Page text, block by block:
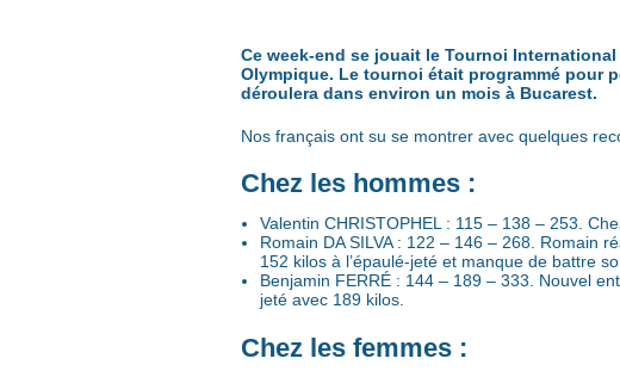
Ce week-end se jouait le Tournoi
Olympique. Le tournoi était programmé pour
déroulera dans environ un mois à Bucarest.
Nos français ont su se montrer avec quelques
Chez les hommes :
Valentin CHRISTOPHEL : 115 – 138 – 253.
Romain DA SILVA : 122 – 146 – 268. Romain
152 kilos à l’épaulé-jeté et manque de battre
Benjamin FERRÉ : 144 – 189 – 333. Nouvel
jeté avec 189 kilos.
Chez les femmes :